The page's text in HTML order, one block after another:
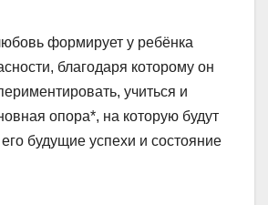
формирует у ребёнка
благодаря которому он
учиться и
опора*, на которую будут
будущие успехи и состояние